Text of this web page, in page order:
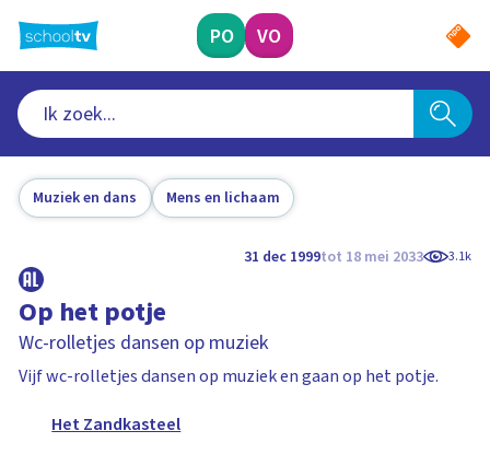
naar
hoofdinhoud
PO VO
Muziek en dans Mens en lichaam
31 dec 1999tot 18 mei 2033 3.1k
Op het potje
Wc-rolletjes dansen op muziek
Vijf wc-rolletjes dansen op muziek en gaan op het potje.
Het Zandkasteel